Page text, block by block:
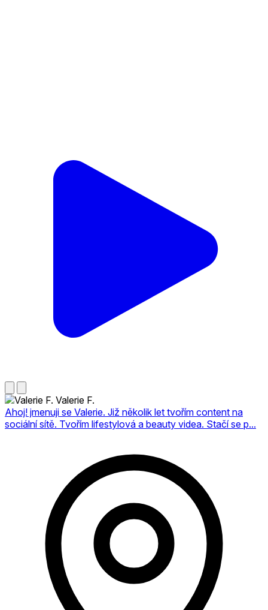
Valerie F.
Ahoj! jmenuji se Valerie. Již několik let tvořím content na
sociální sítě. Tvořím lifestylová a beauty videa. Stačí se p...